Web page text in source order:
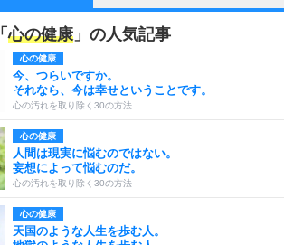
「心の健康」の人気記事
心の健康
今、つらいですか。
それなら、今は幸せということです。
心の汚れを取り除く30の方法
心の健康
人間は現実に悩むのではない。
妄想によって悩むのだ。
心の汚れを取り除く30の方法
心の健康
天国のような人生を歩む人。